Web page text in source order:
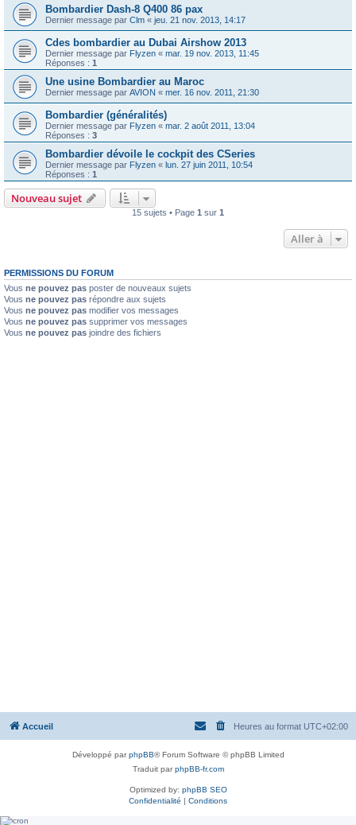
Bombardier Dash-8 Q400 86 pax
Dernier message par Clm « jeu. 21 nov. 2013, 14:17
Cdes bombardier au Dubai Airshow 2013
Dernier message par Flyzen « mar. 19 nov. 2013, 11:45
Réponses : 1
Une usine Bombardier au Maroc
Dernier message par AVION « mer. 16 nov. 2011, 21:30
Bombardier (généralités)
Dernier message par Flyzen « mar. 2 août 2011, 13:04
Réponses : 3
Bombardier dévoile le cockpit des CSeries
Dernier message par Flyzen « lun. 27 juin 2011, 10:54
Réponses : 1
Nouveau sujet
15 sujets • Page 1 sur 1
Aller à
PERMISSIONS DU FORUM
Vous ne pouvez pas poster de nouveaux sujets
Vous ne pouvez pas répondre aux sujets
Vous ne pouvez pas modifier vos messages
Vous ne pouvez pas supprimer vos messages
Vous ne pouvez pas joindre des fichiers
Accueil Heures au format UTC+02:00
Développé parphpBB® Forum Software © phpBB Limited
Traduit parphpBB-fr.com
Optimized by: phpBB SEO
Confidentialité | Conditions